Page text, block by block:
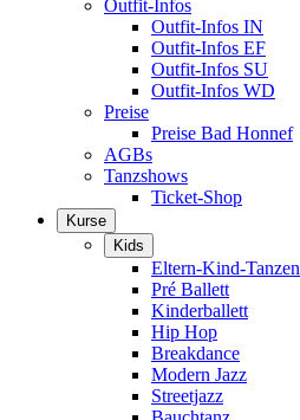
Outfit-Infos
Outfit-Infos IN
Outfit-Infos EF
Outfit-Infos SU
Outfit-Infos WD
Preise
Preise Bad Honnef
AGBs
Tanzshows
Ticket-Shop
Kurse
Kids
Eltern-Kind-Tanzen
Pré Ballett
Kinderballett
Hip Hop
Breakdance
Modern Jazz
Streetjazz